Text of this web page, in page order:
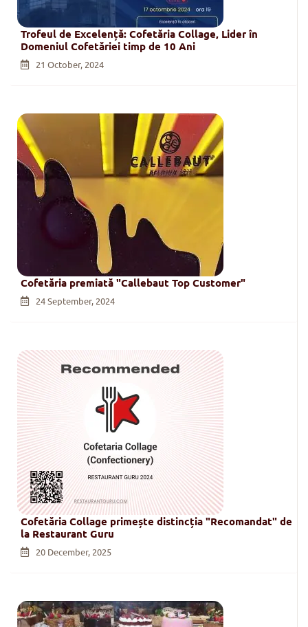
Trofeul de Excelență: Cofetăria Collage, Lider în
Domeniul Cofetăriei timp de 10 Ani
21 October, 2024
Cofetăria premiată "Callebaut Top Customer"
24 September, 2024
Cofetăria Collage primește distincția "Recomandat" de
la Restaurant Guru
20 December, 2025